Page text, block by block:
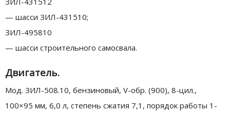
— шасси ЗИЛ-431510;
ЗИЛ-495810
— шасси строительного самосвала.
Двигатель.
Мод. ЗИЛ-508.10, бензиновый, V-обр. (900), 8-цил.,
100×95 мм, 6,0 л, степень сжатия 7,1, порядок работы 1-